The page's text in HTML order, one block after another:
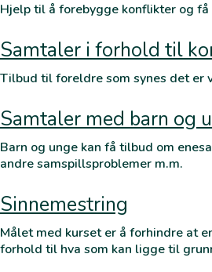
Hjelp til å forebygge konflikter og
Samtaler i forhold til
Tilbud til foreldre som synes det er
Samtaler med barn og
Barn og unge kan få tilbud om
andre samspillsproblemer m.m.
Sinnemestring
Målet med kurset er å forhindre at
forhold til hva som kan ligge til